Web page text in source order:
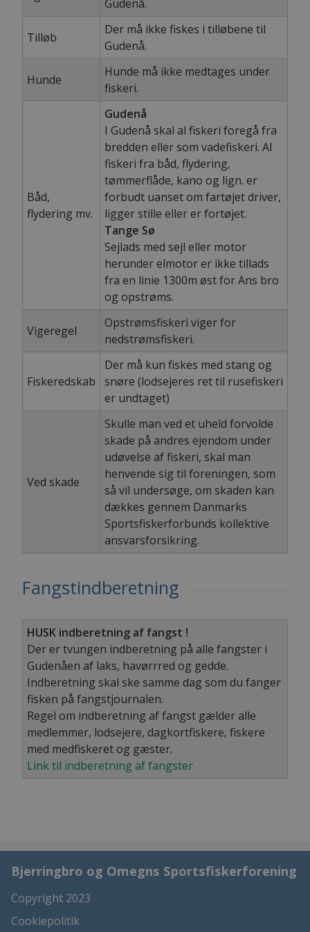
Gudenå.
Tilløb
Der må ikke fiskes i tilløbene til
Gudenå.
Hunde
Hunde må ikke medtages under
fiskeri.
Båd,
flydering mv.
Gudenå
I Gudenå skal al fiskeri foregå fra
bredden eller som vadefiskeri. Al
fiskeri fra båd, flydering,
tømmerflåde, kano og lign. er
forbudt uanset om fartøjet driver,
ligger stille eller er fortøjet.
Tange Sø
Sejlads med sejl eller motor
herunder elmotor er ikke tillads
fra en linie 1300m øst for Ans bro
og opstrøms.
Vigeregel
Opstrømsfiskeri viger for
nedstrømsfiskeri.
Fiskeredskab
Der må kun fiskes med stang og
snøre (lodsejeres ret til rusefiskeri
er undtaget)
Ved skade
Skulle man ved et uheld forvolde
skade på andres ejendom under
udøvelse af fiskeri, skal man
henvende sig til foreningen, som
så vil undersøge, om skaden kan
dækkes gennem Danmarks
Sportsfiskerforbunds kollektive
ansvarsforsikring.
Fangstindberetning
HUSK indberetning af fangst !
Der er tvungen indberetning på alle fangster i
Gudenåen af laks, havørrred og gedde.
Indberetning skal ske samme dag som du fanger
fisken på fangstjournalen.
Regel om indberetning af fangst gælder alle
medlemmer, lodsejere, dagkortfiskere, fiskere
med medfiskeret og gæster.
Link til indberetning af fangster
Bjerringbro og Omegns Sportsfiskerforening
Copyright 2023
Cookiepolitik